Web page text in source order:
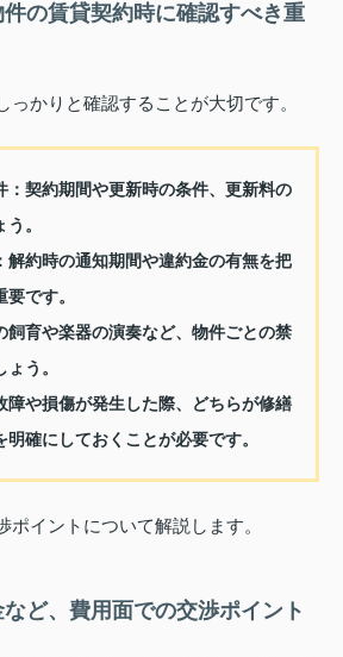
の賃貸契約時に確認すべき重
っかりと確認することが大切です。
契約期間や更新時の条件、更新料の
。
解約時の通知期間や違約金の有無を把
です。
飼育や楽器の演奏など、物件ごとの禁
う。
障や損傷が発生した際、どちらが修繕
確にしておくことが必要です。
ポイントについて解説します。
ど、費用面での交渉ポイント